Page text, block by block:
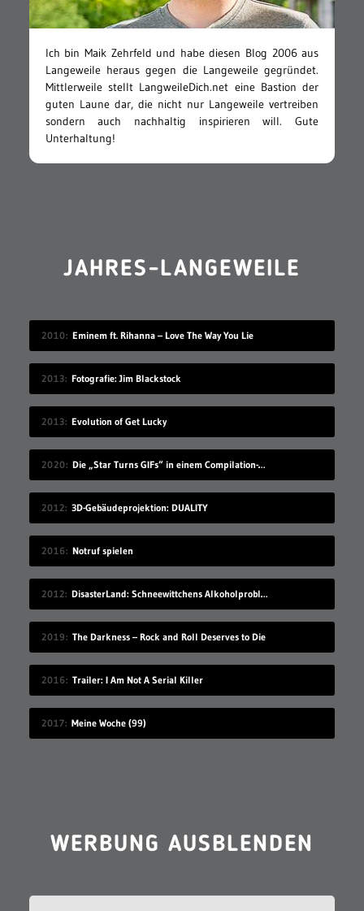
Ich bin Maik Zehrfeld und habe diesen Blog 2006 aus
Langeweile heraus gegen die Langeweile gegründet.
Mittlerweile stellt LangweileDich.net eine Bastion der
guten Laune dar, die nicht nur Langeweile vertreiben
sondern auch nachhaltig inspirieren will. Gute
Unterhaltung!
JAHRES-LANGEWEILE
2010 Eminem ft. Rihanna – Love The Way You Lie
2013 Fotografie: Jim Blackstock
2013 Evolution of Get Lucky
2020 Die „Star Turns GIFs“ in einem Compilation-Video
2012 3D-Gebäudeprojektion: DUALITY
2016 Notruf spielen
2012 DisasterLand: Schneewittchens Alkoholproblem
2019 The Darkness – Rock and Roll Deserves to Die
2016 Trailer: I Am Not A Serial Killer
2017 Meine Woche (99)
WERBUNG AUSBLENDEN